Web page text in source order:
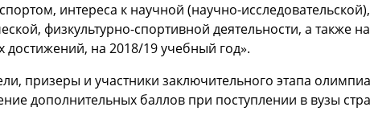
интереса к научной (научно-
физкультурно-спортивной деятельности, а также
достижений, на 2018/19 учебный год».
призеры и участники заключительного этапа
дополнительных баллов при поступлении в вузы